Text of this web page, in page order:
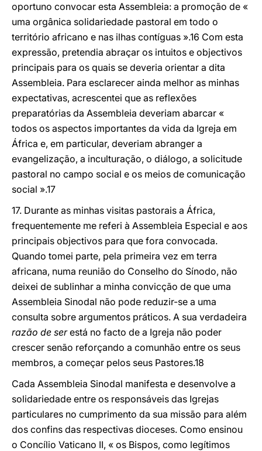
oportuno convocar esta Assembleia: a promoção de «
uma orgânica solidariedade pastoral em todo o
território africano e nas ilhas contíguas ».16 Com esta
expressão, pretendia abraçar os intuitos e objectivos
principais para os quais se deveria orientar a dita
Assembleia. Para esclarecer ainda melhor as minhas
expectativas, acrescentei que as reflexões
preparatórias da Assembleia deveriam abarcar «
todos os aspectos importantes da vida da Igreja em
África e, em particular, deveriam abranger a
evangelização, a inculturação, o diálogo, a solicitude
pastoral no campo social e os meios de comunicação
social ».17
17. Durante as minhas visitas pastorais a África,
frequentemente me referi à Assembleia Especial e aos
principais objectivos para que fora convocada.
Quando tomei parte, pela primeira vez em terra
africana, numa reunião do Conselho do Sínodo, não
deixei de sublinhar a minha convicção de que uma
Assembleia Sinodal não pode reduzir-se a uma
consulta sobre argumentos práticos. A sua verdadeira
razão de serestá no facto de a Igreja não poder
crescer senão reforçando a comunhão entre os seus
membros, a começar pelos seus Pastores.18
Cada Assembleia Sinodal manifesta e desenvolve a
solidariedade entre os responsáveis das Igrejas
particulares no cumprimento da sua missão para além
dos confins das respectivas dioceses. Como ensinou
o Concílio Vaticano II, « os Bispos, como legítimos